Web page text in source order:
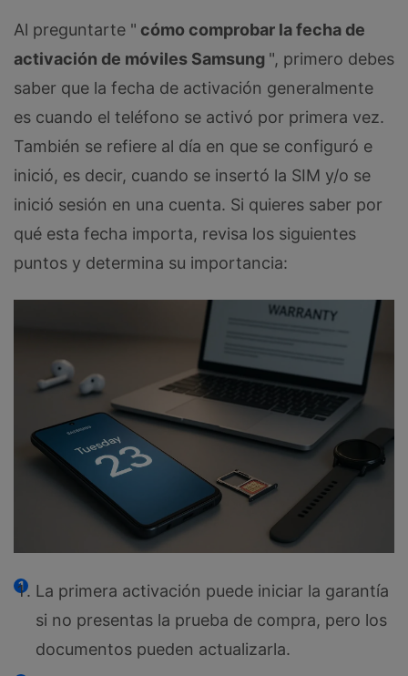
Al preguntarte " cómo comprobar la fecha de
activación de móviles Samsung ", primero debes
saber que la fecha de activación generalmente
es cuando el teléfono se activó por primera vez.
También se refiere al día en que se configuró e
inició, es decir, cuando se insertó la SIM y/o se
inició sesión en una cuenta. Si quieres saber por
qué esta fecha importa, revisa los siguientes
puntos y determina su importancia:
La primera activación puede iniciar la garantía
si no presentas la prueba de compra, pero los
documentos pueden actualizarla.